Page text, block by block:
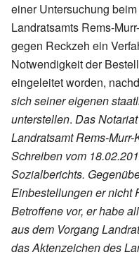
einer Untersuchung
Landratsamts Rems-
gegen Reckzeh ein
Notwendigkeit der
eingeleitet worden,
sich seiner eigenen
unterstellen. Das
Landratsamt Rems-
Schreiben vom
Sozialberichts.
Einbestellungen er nicht
Betroffene vor, er habe
aus dem Vorgang
das Aktenzeichen des